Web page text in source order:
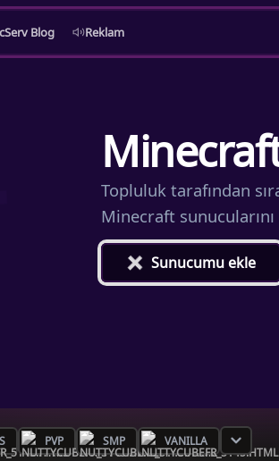
Blog Reklam
Topluluk tarafından
Minecraft
+Sunucumu ekle
PVP SMP VANILLA